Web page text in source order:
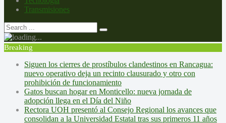
Transmisiones
Breaking
Siguen los cierres de prostíbulos clandestinos en Rancagua:
nuevo operativo deja un recinto clausurado y otro con
prohibición de funcionamiento
Gatos buscan hogar en Monticello: nueva jornada de
adopción llega en el Día del Niño
Rectora UOH presentó al Consejo Regional los avances que
consolidan a la Universidad Estatal tras sus primeros 11 años